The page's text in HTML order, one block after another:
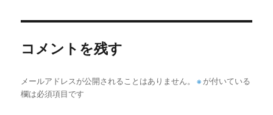
コメントを残す
メールアドレスが公開されることはありません。 ※ が付いている
欄は必須項目です